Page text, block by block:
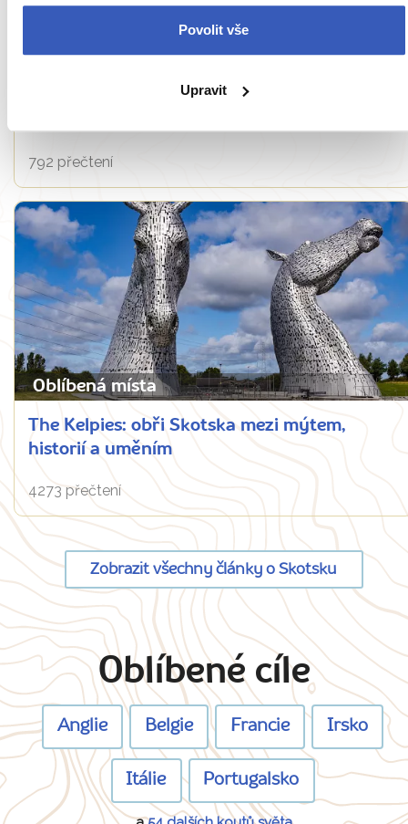
Povolit vše
Upravit
Víte, že...
Ztroskotání lodi Politician aneb Válečný
792 přečtení
Oblíbená místa
The Kelpies: obři Skotska mezi mýtem,
historií a uměním
4273 přečtení
Zobrazit všechny články o Skotsku
Oblíbené cíle
Anglie Belgie Francie Irsko
Itálie Portugalsko